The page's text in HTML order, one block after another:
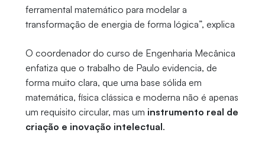
ferramental matemático para modelar a
transformação de energia de forma lógica”, explica
O coordenador do curso de Engenharia Mecânica
enfatiza que o trabalho de Paulo evidencia, de
forma muito clara, que uma base sólida em
matemática, física clássica e moderna não é apenas
um requisito circular, mas um instrumento real de
criação e inovação intelectual.